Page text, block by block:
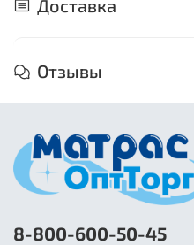
Доставка
Отзывы
8-800-600-50-45